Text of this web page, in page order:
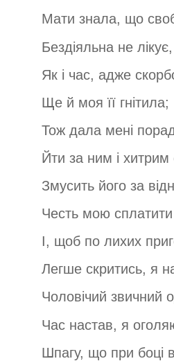
Мати знала, що
Бездіяльна не лікує,
Як і час, адже
Ще й моя її гнітила;
Тож дала мені
Йти за ним і
Змусить його за
Честь мою сплатити
І, щоб по лихих
Легше скритись, я
Чоловічий звичний
Час настав, я
Шпагу, що при боці